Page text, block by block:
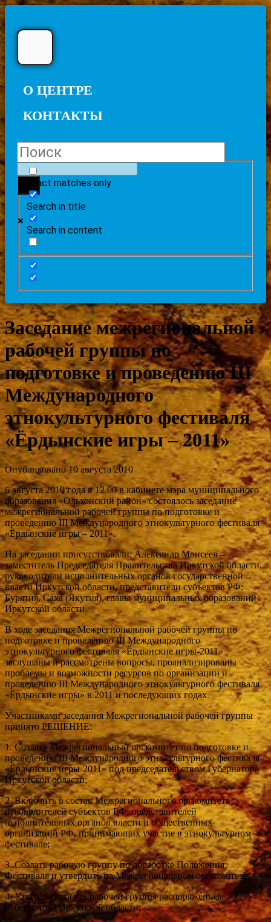
О ЦЕНТРЕ
КОНТАКТЫ
Exact matches only
Search in title
Search in content
Заседание межрегиональной
рабочей группы по
подготовке и проведению III
Международного
этнокультурного фестиваля
«Ёрдынские игры – 2011»
Опубликовано 10 августа 2010
6 августа 2010 года в 12.00 в кабинете мэра муниципального
образования «Ольхонский район» состоялось заседание
межрегиональной рабочей группы по подготовке и
проведению III Международного этнокультурного фестиваля
«Ёрдынские игры – 2011».
На заседании присутствовали: Александр Моисеев –
заместитель Председателя Правительства Иркутской области,
руководители исполнительных органов государственной
власти Иркутской области, представители субъектов РФ:
Бурятия, Саха (Якутия), главы муниципальных образований
Иркутской области.
В ходе заседания Межрегиональной рабочей группы по
подготовке и проведению III Международного
этнокультурного фестиваля «Ёрдынские игры-2011»
заслушаны и рассмотрены вопросы, проанализированы
проблемы и возможности ресурсов по организации и
проведению III Международного этнокультурного фестиваля
«Ёрдынские игры» в 2011 и последующих годах.
Участниками заседания Межрегиональной рабочей группы
принято РЕШЕНИЕ:
1. Создать Межрегиональный оргкомитет по подготовке и
проведению III Международного этнокультурного фестиваля
«Ёрдынские игры-2011» под председательством Губернатора
Иркутской области;
2. Включить в состав Межрегионального оргкомитета
руководителей субъектов РФ, представителей
исполнительных органов власти и общественных
организаций РФ, принимающих участие в этнокультурном
фестивале;
3. Создать рабочую группу по доработке Положения
Фестиваля и утвердить на Межрегиональном оргкомитете;
4. Утвердить состав рабочей группы распоряжением
Губернатора Иркутской области;